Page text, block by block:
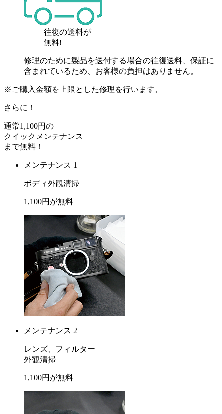
往復の送料が
無料!
修理のために製品を送付する場合の往復送料、保証に
含まれているため、お客様の負担はありません。
※ご購入金額を上限とした修理を行います。
さらに！
通常1,100円の
クイックメンテナンス
まで無料 ！
メンテナンス 1
ボディ外観清掃
1,100円が無料
メンテナンス 2
レンズ、フィルター
外観清掃
1,100円が無料